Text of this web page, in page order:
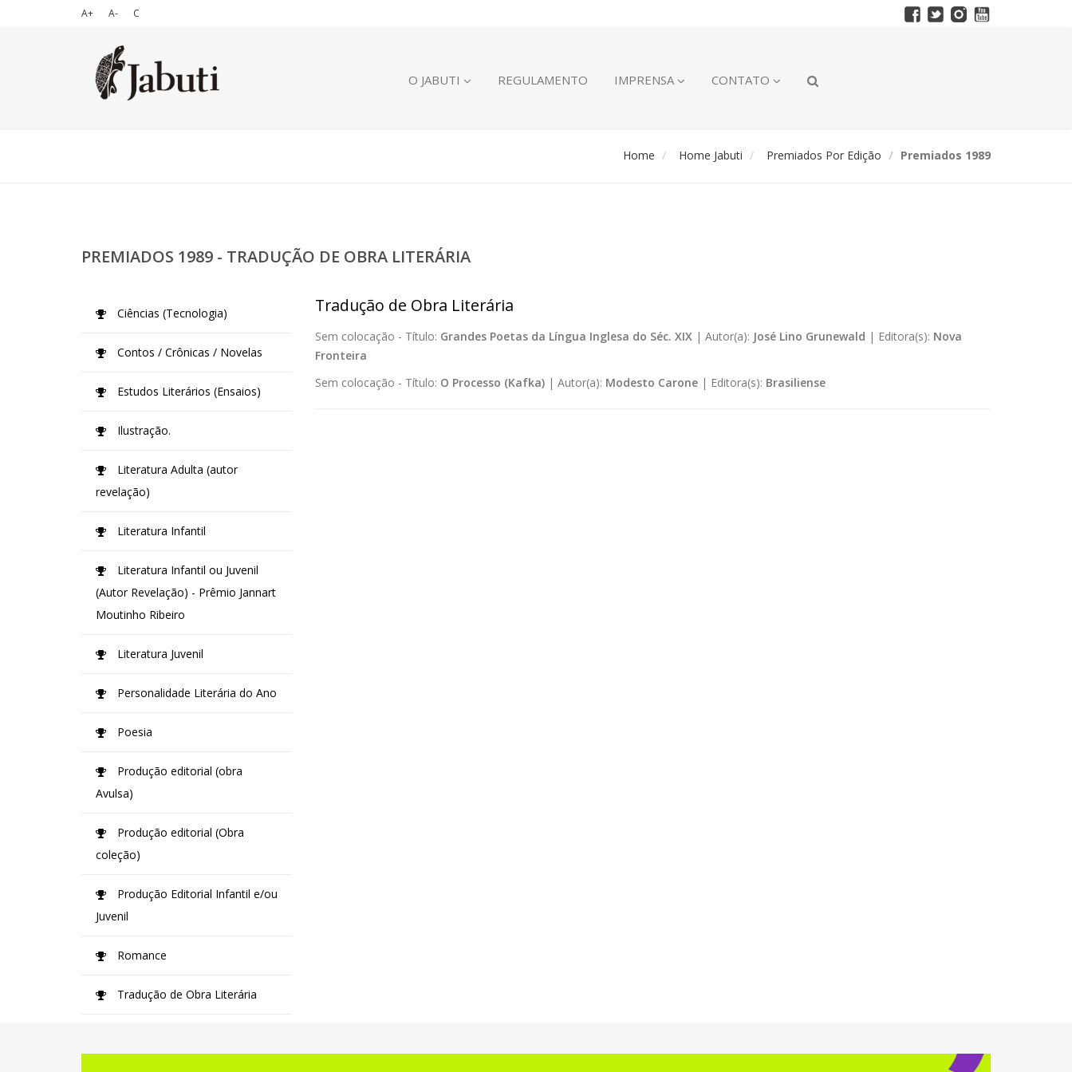
A+ A- C
O JABUTI REGULAMENTO IMPRENSA CONTATO
Home Home Jabuti Premiados Por Edição Premiados 1989
PREMIADOS 1989 - TRADUÇÃO DE OBRA LITERÁRIA
Tradução de Obra Literária
Sem colocação - Título: Grandes Poetas da Língua Inglesa do Séc. XIX | Autor(a): José Lino Grunewald | Editora(s): Nova
Fronteira
Sem colocação - Título: O Processo (Kafka)| Autor(a): Modesto Carone| Editora(s): Brasiliense
Ciências (Tecnologia)
Contos / Crônicas / Novelas
Estudos Literários (Ensaios)
Ilustração.
Literatura Adulta (autor
revelação)
Literatura Infantil
Literatura Infantil ou Juvenil
(Autor Revelação) - Prêmio Jannart
Moutinho Ribeiro
Literatura Juvenil
Personalidade Literária do Ano
Poesia
Produção editorial (obra
Avulsa)
Produção editorial (Obra
coleção)
Produção Editorial Infantil e/ou
Juvenil
Romance
Tradução de Obra Literária